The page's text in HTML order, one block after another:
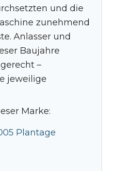
und die
zunehmend
Anlasser und
Baujahre
–
jeweilige
Marke:
Plantage